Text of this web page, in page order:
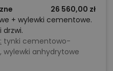
26 560,00 zł
+ wylewki cementowe.
drzwi.
tynki cementowo-
wylewki anhydrytowe